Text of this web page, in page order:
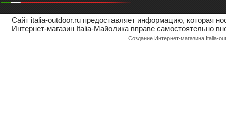
Сайт italia-outdoor.ru предоставляет информацию, которая
Интернет-магазин Italia-Майолика вправе самостоятельно
Создание Интернет-магазина Italia-